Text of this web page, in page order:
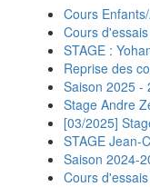
Cours
Cours
STAGE :
Reprise des
Saison 2025 -
Stage Andre
[03/2025]
STAGE Jean-
Saison 2024-
Cours